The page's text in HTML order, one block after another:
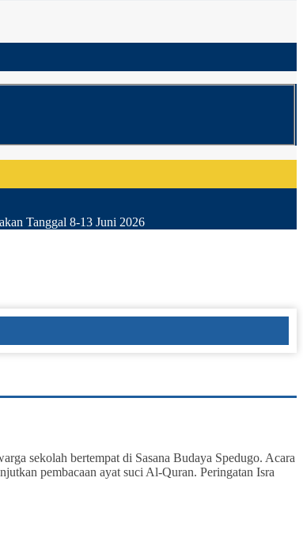
Tanggal 8-13 Juni 2026
sekolah bertempat di Sasana Budaya Spedugo. Acara
pembacaan ayat suci Al-Quran. Peringatan Isra